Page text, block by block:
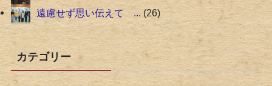
遠慮せず思い伝えて ... 26
カテゴリー